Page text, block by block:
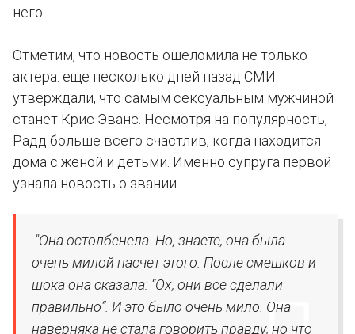
него.
Отметим, что новость ошеломила не только
актера: еще несколько дней назад СМИ
утверждали, что самым сексуальным мужчиной
станет Крис Эванс. Несмотря на популярность,
Радд больше всего счастлив, когда находится
дома с женой и детьми. Именно супруга первой
узнала новость о звании.
"Она остолбенела. Но, знаете, она была
очень милой насчет этого. После смешков и
шока она сказала: “Ох, они все сделали
правильно”. И это было очень мило. Она
наверняка не стала говорить правду, но что